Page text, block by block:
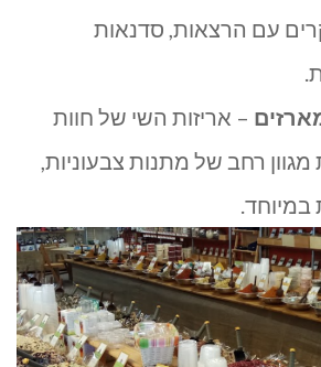
עם הרצאות, סדנאות
– אריזות השי של חוות
רחב של מתנות צבעוניות,
במיוחד.